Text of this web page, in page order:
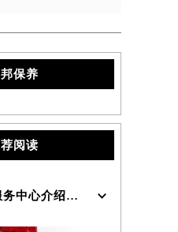
保养
阅读
萧邦维修保养服务中心介绍 | Chopard